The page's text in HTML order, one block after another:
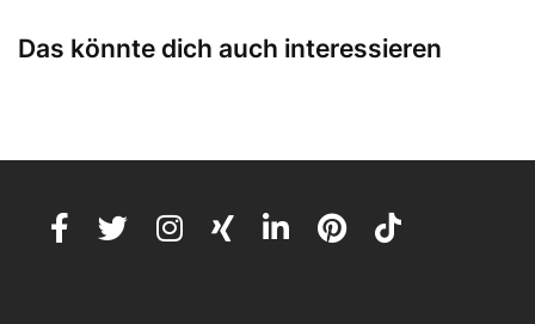
Das könnte dich auch interessieren